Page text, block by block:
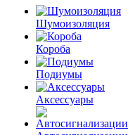
Шумоизоляция
Короба
Подиумы
Аксессуары